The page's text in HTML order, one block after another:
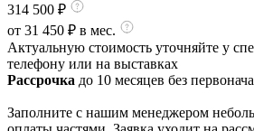
314 500 ₽
от 31 450 ₽ в мес.
Актуальную стоимость уточняйте у
телефону или на выставках
Рассрочка до 10 месяцев без
Заполните с нашим менеджером